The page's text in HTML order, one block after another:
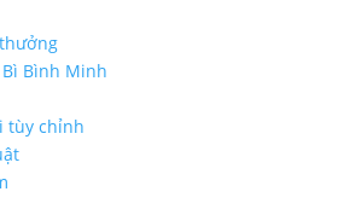
Bình Minh
tùy chỉnh